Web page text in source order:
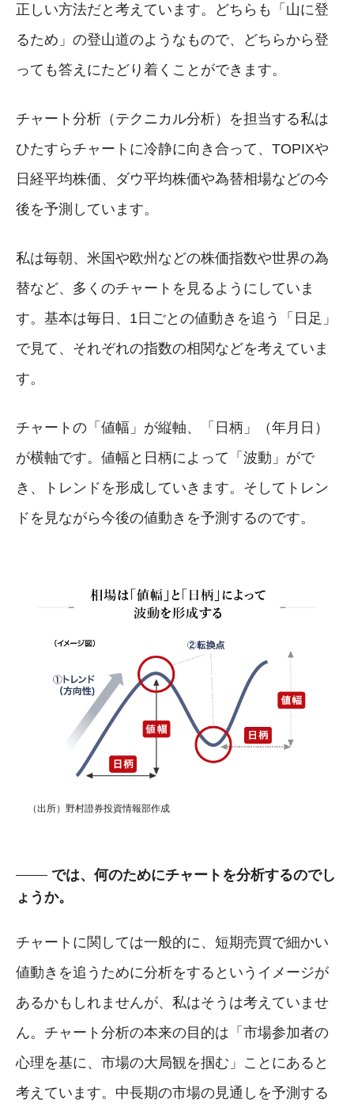
正しい方法だと考えています。どちらも「山に登
るため」の登山道のようなもので、どちらから登
っても答えにたどり着くことができます。
チャート分析（テクニカル分析）を担当する私は
ひたすらチャートに冷静に向き合って、TOPIXや
日経平均株価、ダウ平均株価や為替相場などの今
後を予測しています。
私は毎朝、米国や欧州などの株価指数や世界の為
替など、多くのチャートを見るようにしていま
す。基本は毎日、1日ごとの値動きを追う「日足」
で見て、それぞれの指数の相関などを考えていま
す。
チャートの「値幅」が縦軸、「日柄」（年月日）
が横軸です。値幅と日柄によって「波動」がで
き、トレンドを形成していきます。そしてトレン
ドを見ながら今後の値動きを予測するのです。
（出所）野村證券投資情報部作成
では、何のためにチャートを分析するのでし
ょうか。
チャートに関しては一般的に、短期売買で細かい
値動きを追うために分析をするというイメージが
あるかもしれませんが、私はそうは考えていませ
ん。チャート分析の本来の目的は「市場参加者の
心理を基に、市場の大局観を掴む」ことにあると
考えています。中長期の市場の見通しを予測する